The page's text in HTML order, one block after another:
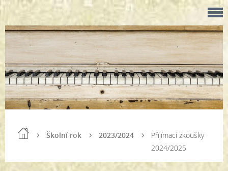
Školní rok 2023/2024
Přijímací zkoušky
2024/2025